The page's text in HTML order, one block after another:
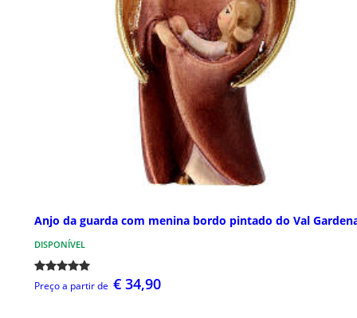
Anjo da guarda com menina bordo pintado do Val
DISPONÍVEL
Preço a partir de € 34,90